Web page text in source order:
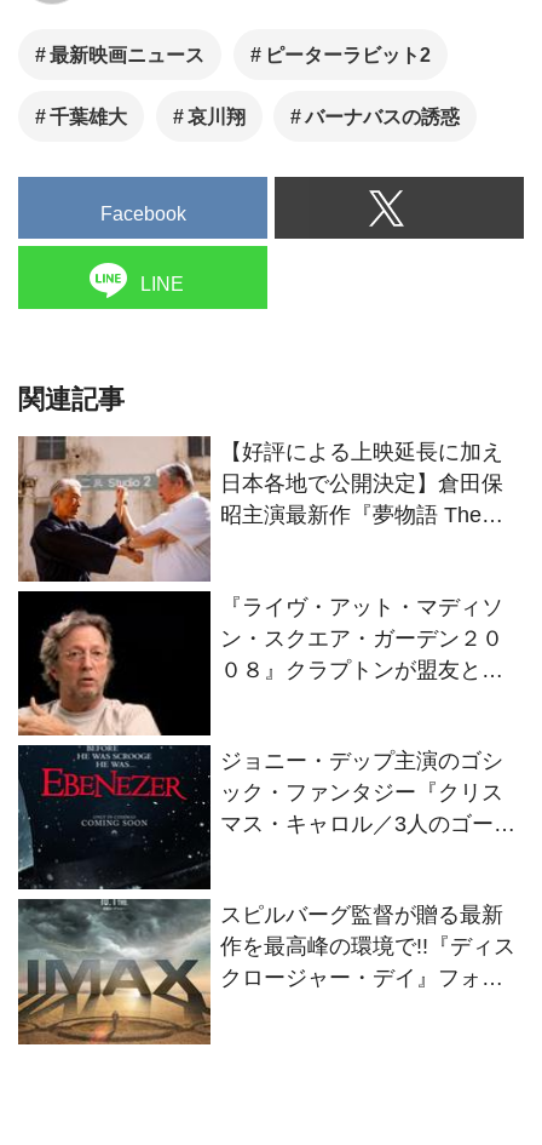
最新映画ニュース ピーターラビット2
千葉雄大 哀川翔 バーナバスの誘惑
Facebook
LINE
関連記事
【好評による上映延長に加え
日本各地で公開決定】倉田保
昭主演最新作『夢物語 The
『ライヴ・アット・マディソ
ン・スクエア・ガーデン２０
０８』クラプトンが盟友との
ジョニー・デップ主演のゴシ
ック・ファンタジー『クリス
マス・キャロル／3人のゴース
スピルバーグ監督が贈る最新
作を最高峰の環境で!!『ディス
クロージャー・デイ』フォー